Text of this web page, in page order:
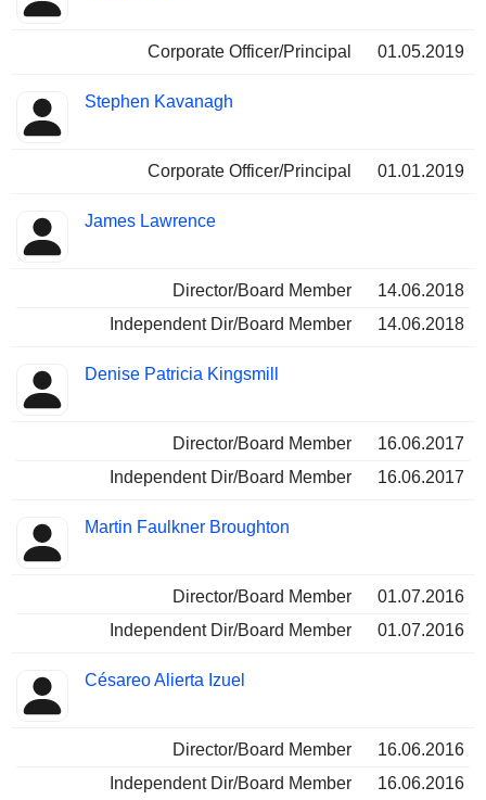
Corporate Officer/Principal 01.05.2019
Stephen Kavanagh
Corporate Officer/Principal 01.01.2019
James Lawrence
Director/Board Member
14.06.2018
Independent Dir/Board Member
14.06.2018
Denise Patricia Kingsmill
Director/Board Member
16.06.2017
Independent Dir/Board Member
16.06.2017
Martin Faulkner Broughton
Director/Board Member
01.07.2016
Independent Dir/Board Member
01.07.2016
Césareo Alierta Izuel
Director/Board Member
16.06.2016
Independent Dir/Board Member
16.06.2016